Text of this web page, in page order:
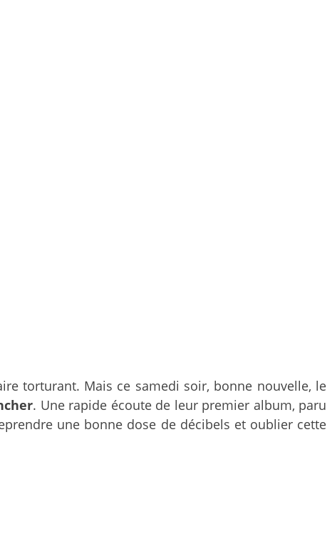
torturant. Mais ce samedi soir, bonne nouvelle, le
. Une rapide écoute de leur premier album, paru
une bonne dose de décibels et oublier cette